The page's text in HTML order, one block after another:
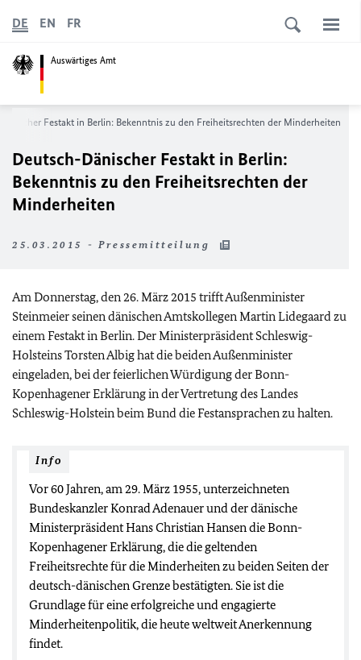
Auswärtiges Amt
DE EN FR
Festakt in Berlin: Bekenntnis zu den Freiheitsrechten der Minderheiten
Deutsch-Dänischer Festakt in Berlin:
Bekenntnis zu den Freiheitsrechten der
Minderheiten
25.03.2015 - Pressemitteilung
Am Donnerstag, den 26. März 2015 trifft Außenminister
Steinmeier seinen dänischen Amtskollegen Martin Lidegaard zu
einem Festakt in Berlin. Der Ministerpräsident Schleswig-
Holsteins Torsten Albig hat die beiden Außenminister
eingeladen, bei der feierlichen Würdigung der Bonn-
Kopenhagener Erklärung in der Vertretung des Landes
Schleswig-Holstein beim Bund die Festansprachen zu halten.
Info
Vor 60 Jahren, am 29. März 1955, unterzeichneten
Bundeskanzler Konrad Adenauer und der dänische
Ministerpräsident Hans Christian Hansen die Bonn-
Kopenhagener Erklärung, die die geltenden
Freiheitsrechte für die Minderheiten zu beiden Seiten der
deutsch-dänischen Grenze bestätigten. Sie ist die
Grundlage für eine erfolgreiche und engagierte
Minderheitenpolitik, die heute weltweit Anerkennung
findet.